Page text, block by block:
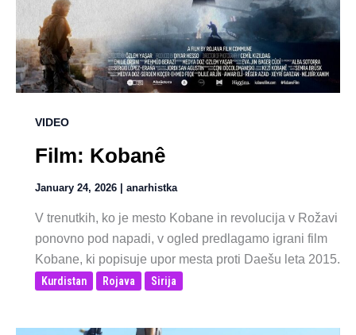
VIDEO
Film: Kobanê
January 24, 2026 anarhistka
V trenutkih, ko je mesto Kobane in revolucija v Rožavi
ponovno pod napadi, v ogled predlagamo igrani film
Kobane, ki popisuje upor mesta proti Daešu leta 2015.
Kurdistan Rojava Sirija